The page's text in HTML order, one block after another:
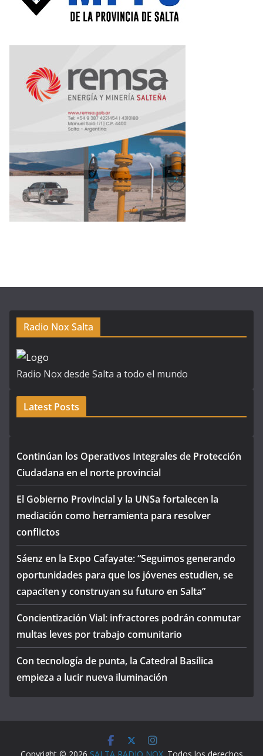
Radio Nox Salta
Radio Nox desde Salta a todo el mundo
Latest Posts
Continúan los Operativos Integrales de Protección
Ciudadana en el norte provincial
El Gobierno Provincial y la UNSa fortalecen la
mediación como herramienta para resolver
conflictos
Sáenz en la Expo Cafayate: “Seguimos generando
oportunidades para que los jóvenes estudien, se
capaciten y construyan su futuro en Salta”
Concientización Vial: infractores podrán conmutar
multas leves por trabajo comunitario
Con tecnología de punta, la Catedral Basílica
empieza a lucir nueva iluminación